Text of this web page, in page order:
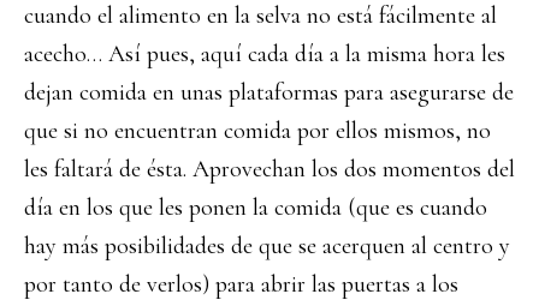
cuando el alimento en la selva no está fácilmente al
acecho… Así pues, aquí cada día a la misma hora les
dejan comida en unas plataformas para asegurarse de
que si no encuentran comida por ellos mismos, no
les faltará de ésta. Aprovechan los dos momentos del
día en los que les ponen la comida (que es cuando
hay más posibilidades de que se acerquen al centro y
por tanto de verlos) para abrir las puertas a los